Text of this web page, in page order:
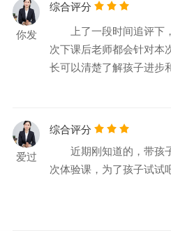
你发
综合评分
上了一段时间追评下
次下课后老师都会针对本
长可以清楚了解孩子进步
爱过
综合评分
近期刚知道的，带孩
次体验课，为了孩子试试